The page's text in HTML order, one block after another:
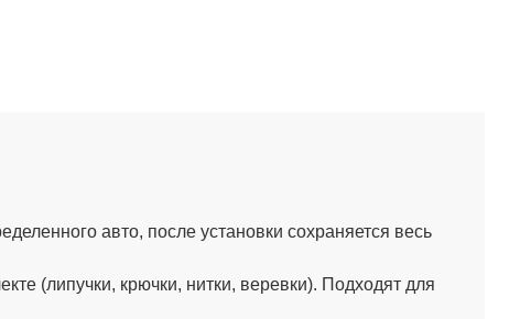
авто, после установки сохраняется весь
(липучки, крючки, нитки, веревки). Подходят для